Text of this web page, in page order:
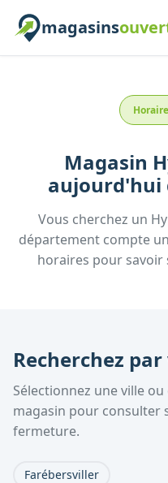
magasins
Magasin
aujourd'hui
Vous cherchez un
département compte
horaires pour
Recherchez
Sélectionnez une ville
magasin pour consulter
fermeture.
Farébersviller